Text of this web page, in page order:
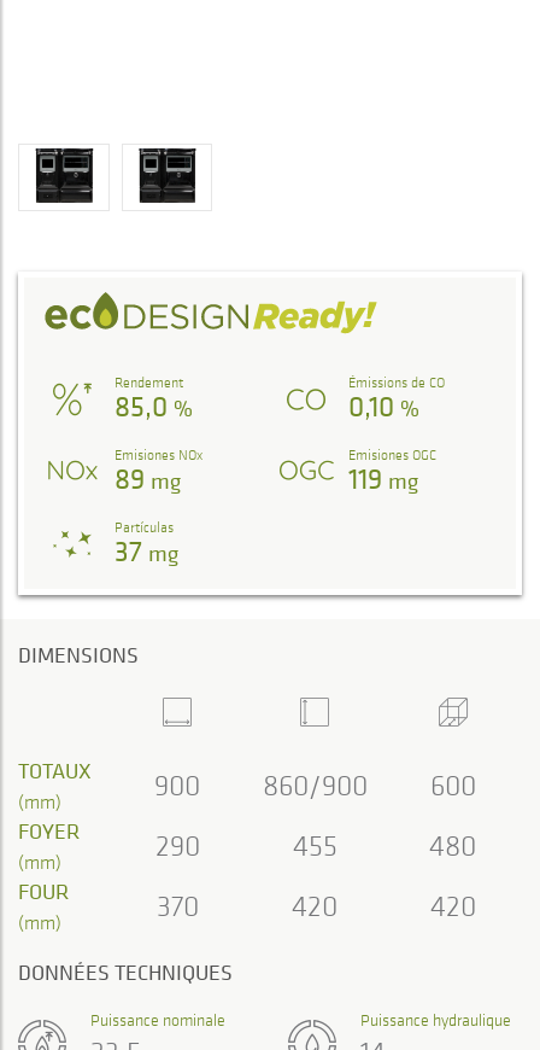
Rendement
85,0 %
Émissions de CO
0,10 %
Emisiones NOx
89 mg
Emisiones OGC
119 mg
Partículas
37 mg
DIMENSIONS
TOTAUX
(mm) 900 860/900 600
FOYER
(mm) 290 455 480
FOUR
(mm) 370 420 420
DONNÉES TECHNIQUES
Puissance nominale Puissance hydraulique